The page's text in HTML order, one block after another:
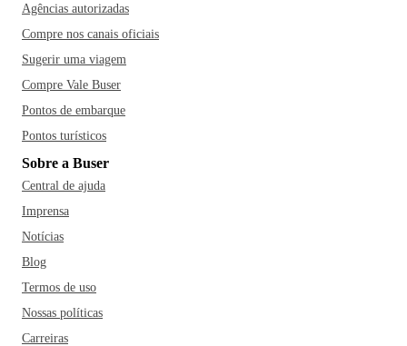
Agências autorizadas
Compre nos canais oficiais
Sugerir uma viagem
Compre Vale Buser
Pontos de embarque
Pontos turísticos
Sobre a Buser
Central de ajuda
Imprensa
Notícias
Blog
Termos de uso
Nossas políticas
Carreiras